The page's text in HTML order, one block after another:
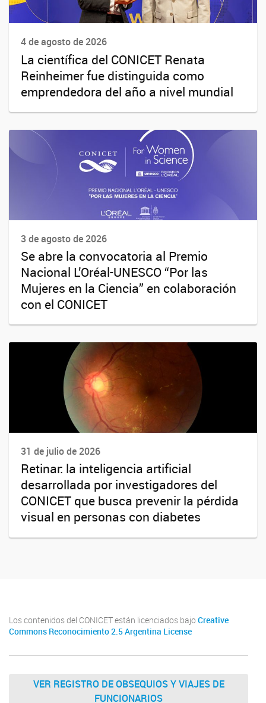
4 de agosto de 2026
La científica del CONICET Renata
Reinheimer fue distinguida como
emprendedora del año a nivel mundial
3 de agosto de 2026
Se abre la convocatoria al Premio
Nacional L’Oréal-UNESCO “Por las
Mujeres en la Ciencia” en colaboración
con el CONICET
31 de julio de 2026
Retinar: la inteligencia artificial
desarrollada por investigadores del
CONICET que busca prevenir la pérdida
visual en personas con diabetes
Los contenidos del CONICET están licenciados bajo Creative
Commons Reconocimiento 2.5 Argentina License
VER REGISTRO DE OBSEQUIOS Y VIAJES DE
FUNCIONARIOS